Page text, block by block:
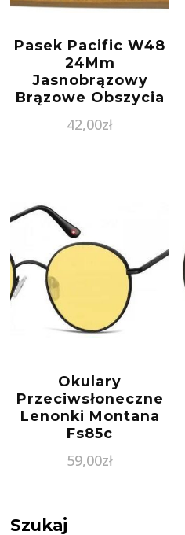
Pasek Pacific W48
24Mm
Jasnobrązowy
Brązowe Obszycia
42,00zł
Okulary
Przeciwsłoneczne
Lenonki Montana
Fs85c
59,00zł
Szukaj